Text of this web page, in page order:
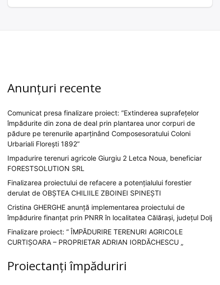
Anunțuri recente
Comunicat presa finalizare proiect: ”Extinderea suprafețelor
împădurite din zona de deal prin plantarea unor corpuri de
pădure pe terenurile aparținând Composesoratului Coloni
Urbariali Florești 1892”
Impadurire terenuri agricole Giurgiu 2 Letca Noua, beneficiar
FORESTSOLUTION SRL
Finalizarea proiectului de refacere a potențialului forestier
derulat de OBȘTEA CHILIILE ZBOINEI SPINEȘTI
Cristina GHERGHE anunță implementarea proiectului de
împădurire finanțat prin PNRR în localitatea Călărași, județul Dolj
Finalizare proiect: ” ÎMPĂDURIRE TERENURI AGRICOLE
CURTIȘOARA – PROPRIETAR ADRIAN IORDĂCHESCU „
Proiectanți împăduriri